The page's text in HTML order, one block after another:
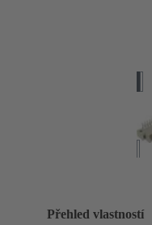
Přehled vlastností